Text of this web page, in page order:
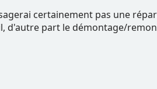
certainement pas une
d'autre part le démontage/